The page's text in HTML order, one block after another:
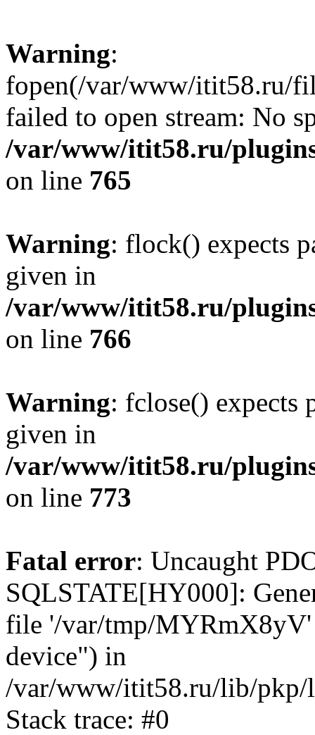
Warning:
fopen(/var/www/itit58.ru/
failed to open stream: No
/var/www/itit58.ru/
on line 765
Warning: flock() expects
given in
/var/www/itit58.ru/
on line 766
Warning: fclose() expects
given in
/var/www/itit58.ru/
on line 773
Fatal error: Uncaught
SQLSTATE[HY000]:
file '/var/tmp/MYRmX8yV'
device") in
/var/www/itit58.ru/lib/pkp/
Stack trace: #0